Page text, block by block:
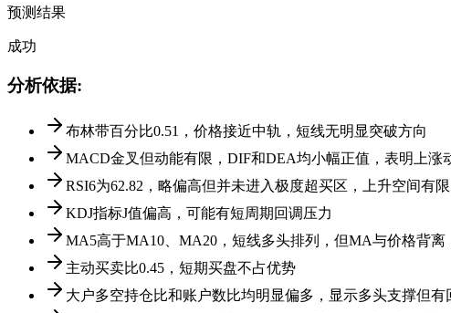
预测结果
成功
分析依据:
布林带百分比0.51，价格接近中轨，短线无明显突破方向
MACD金叉但动能有限，DIF和DEA均小幅正值，表明上涨
RSI6为62.82，略偏高但并未进入极度超买区，上升空间有限
KDJ指标J值偏高，可能有短周期回调压力
MA5高于MA10、MA20，短线多头排列，但MA与价格背离
主动买卖比0.45，短期买盘不占优势
大户多空持仓比和账户数比均明显偏多，显示多头支撑但有